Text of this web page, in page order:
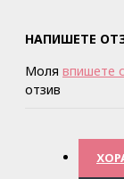
НАПИШЕТЕ
Моля впишете
отзив